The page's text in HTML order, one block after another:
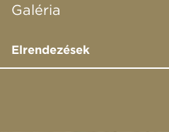
Galéria
Elrendezések